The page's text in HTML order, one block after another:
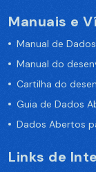
Manuais e
Manual de
Manual do
Cartilha do
Guia de Dados
Dados Abertos
Links de